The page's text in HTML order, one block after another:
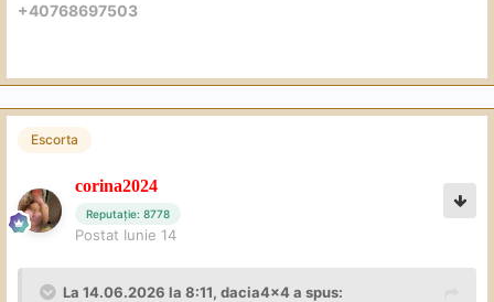
+40768697503
Escorta
corina2024
Reputație: 8778
Postat Iunie 14
La 14.06.2026 la 8:11, dacia4x4a spus: